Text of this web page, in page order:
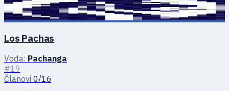
Los Pachas
Vođa: Pachanga
#19
Članovi 0/16